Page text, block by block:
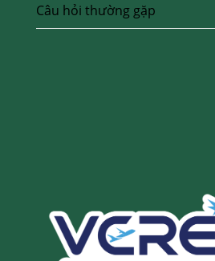
Câu hỏi thường gặp